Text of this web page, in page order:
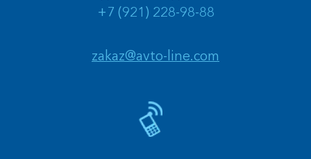
zakaz@avto-line.com
+7 (921) 228-98-88